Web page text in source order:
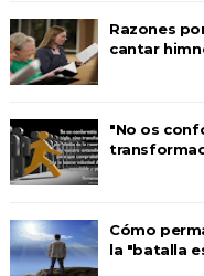
Razones
cantar
"No os
Cómo
la "batalla